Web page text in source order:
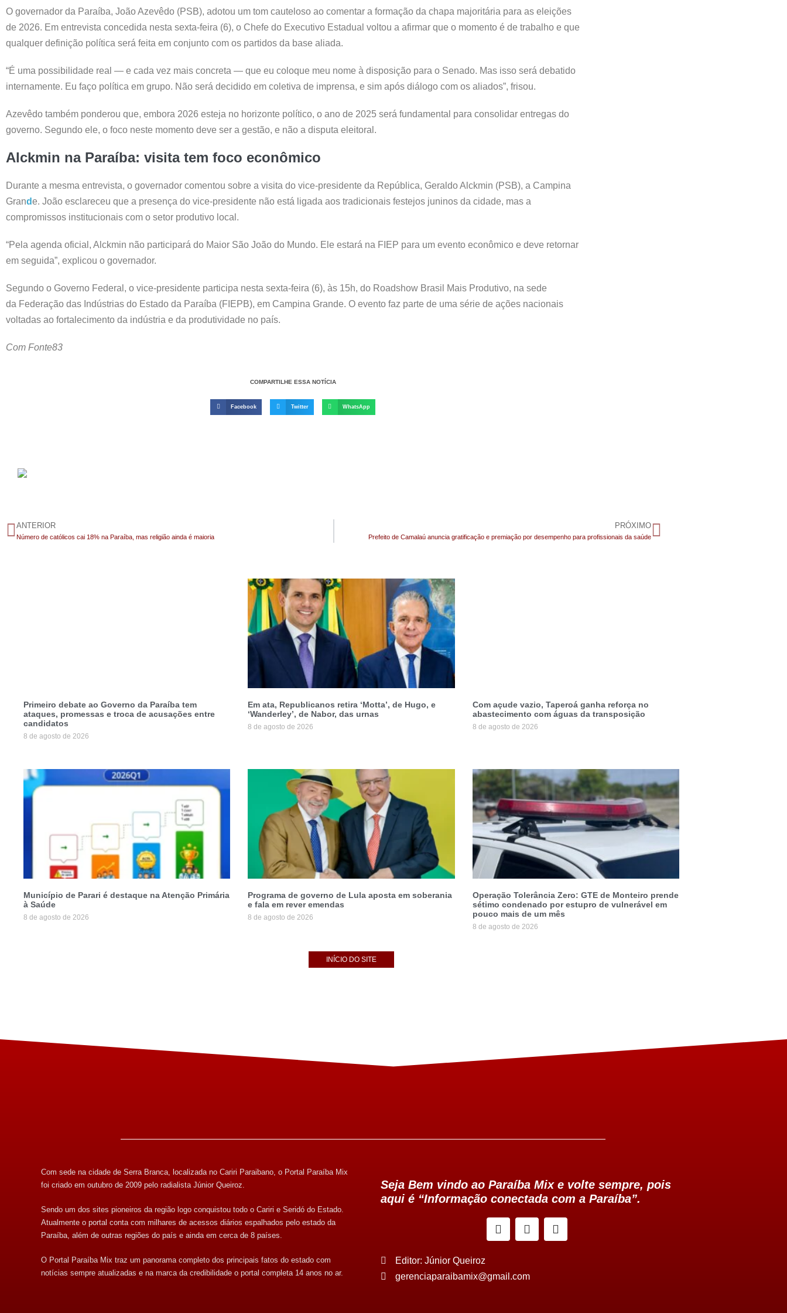
O governador da Paraíba, João Azevêdo (PSB), adotou um tom cauteloso ao comentar a formação da chapa majoritária para as eleições
de 2026. Em entrevista concedida nesta sexta-feira (6), o Chefe do Executivo Estadual voltou a afirmar que o momento é de trabalho e que
qualquer definição política será feita em conjunto com os partidos da base aliada.
“É uma possibilidade real — e cada vez mais concreta — que eu coloque meu nome à disposição para o Senado. Mas isso será debatido
internamente. Eu faço política em grupo. Não será decidido em coletiva de imprensa, e sim após diálogo com os aliados”, frisou.
Azevêdo também ponderou que, embora 2026 esteja no horizonte político, o ano de 2025 será fundamental para consolidar entregas do
governo. Segundo ele, o foco neste momento deve ser a gestão, e não a disputa eleitoral.
Alckmin na Paraíba: visita tem foco econômico
Durante a mesma entrevista, o governador comentou sobre a visita do vice-presidente da República, Geraldo Alckmin (PSB), a Campina
Grande. João esclareceu que a presença do vice-presidente não está ligada aos tradicionais festejos juninos da cidade, mas a
compromissos institucionais com o setor produtivo local.
“Pela agenda oficial, Alckmin não participará do Maior São João do Mundo. Ele estará na FIEP para um evento econômico e deve retornar
em seguida”, explicou o governador.
Segundo o Governo Federal, o vice-presidente participa nesta sexta-feira (6), às 15h, do Roadshow Brasil Mais Produtivo, na sede
da Federação das Indústrias do Estado da Paraíba (FIEPB), em Campina Grande. O evento faz parte de uma série de ações nacionais
voltadas ao fortalecimento da indústria e da produtividade no país.
Com Fonte83
COMPARTILHE ESSA NOTÍCIA
Facebook Twitter WhatsApp
ANTERIOR
Número de católicos cai 18% na Paraíba, mas religião ainda é maioria
PRÓXIMO
Prefeito de Camalaú anuncia gratificação e premiação por desempenho para profissionais da saúde
Primeiro debate ao Governo da Paraíba tem
ataques, promessas e troca de acusações entre
candidatos
8 de agosto de 2026
Em ata, Republicanos retira ‘Motta’, de Hugo, e
‘Wanderley’, de Nabor, das urnas
8 de agosto de 2026
Com açude vazio, Taperoá ganha reforça no
abastecimento com águas da transposição
8 de agosto de 2026
Município de Parari é destaque na Atenção Primária
à Saúde
8 de agosto de 2026
Programa de governo de Lula aposta em soberania
e fala em rever emendas
8 de agosto de 2026
Operação Tolerância Zero: GTE de Monteiro prende
sétimo condenado por estupro de vulnerável em
pouco mais de um mês
8 de agosto de 2026
INÍCIO DO SITE
Com sede na cidade de Serra Branca, localizada no Cariri Paraibano, o Portal Paraíba Mix
foi criado em outubro de 2009 pelo radialista Júnior Queiroz.
Sendo um dos sites pioneiros da região logo conquistou todo o Cariri e Seridó do Estado.
Atualmente o portal conta com milhares de acessos diários espalhados pelo estado da
Paraíba, além de outras regiões do país e ainda em cerca de 8 países.
O Portal Paraíba Mix traz um panorama completo dos principais fatos do estado com
notícias sempre atualizadas e na marca da credibilidade o portal completa 14 anos no ar.
Seja Bem vindo ao Paraíba Mix e volte sempre, pois
aqui é “Informação conectada com a Paraíba”.
Editor: Júnior Queiroz
gerenciaparaibamix@gmail.com